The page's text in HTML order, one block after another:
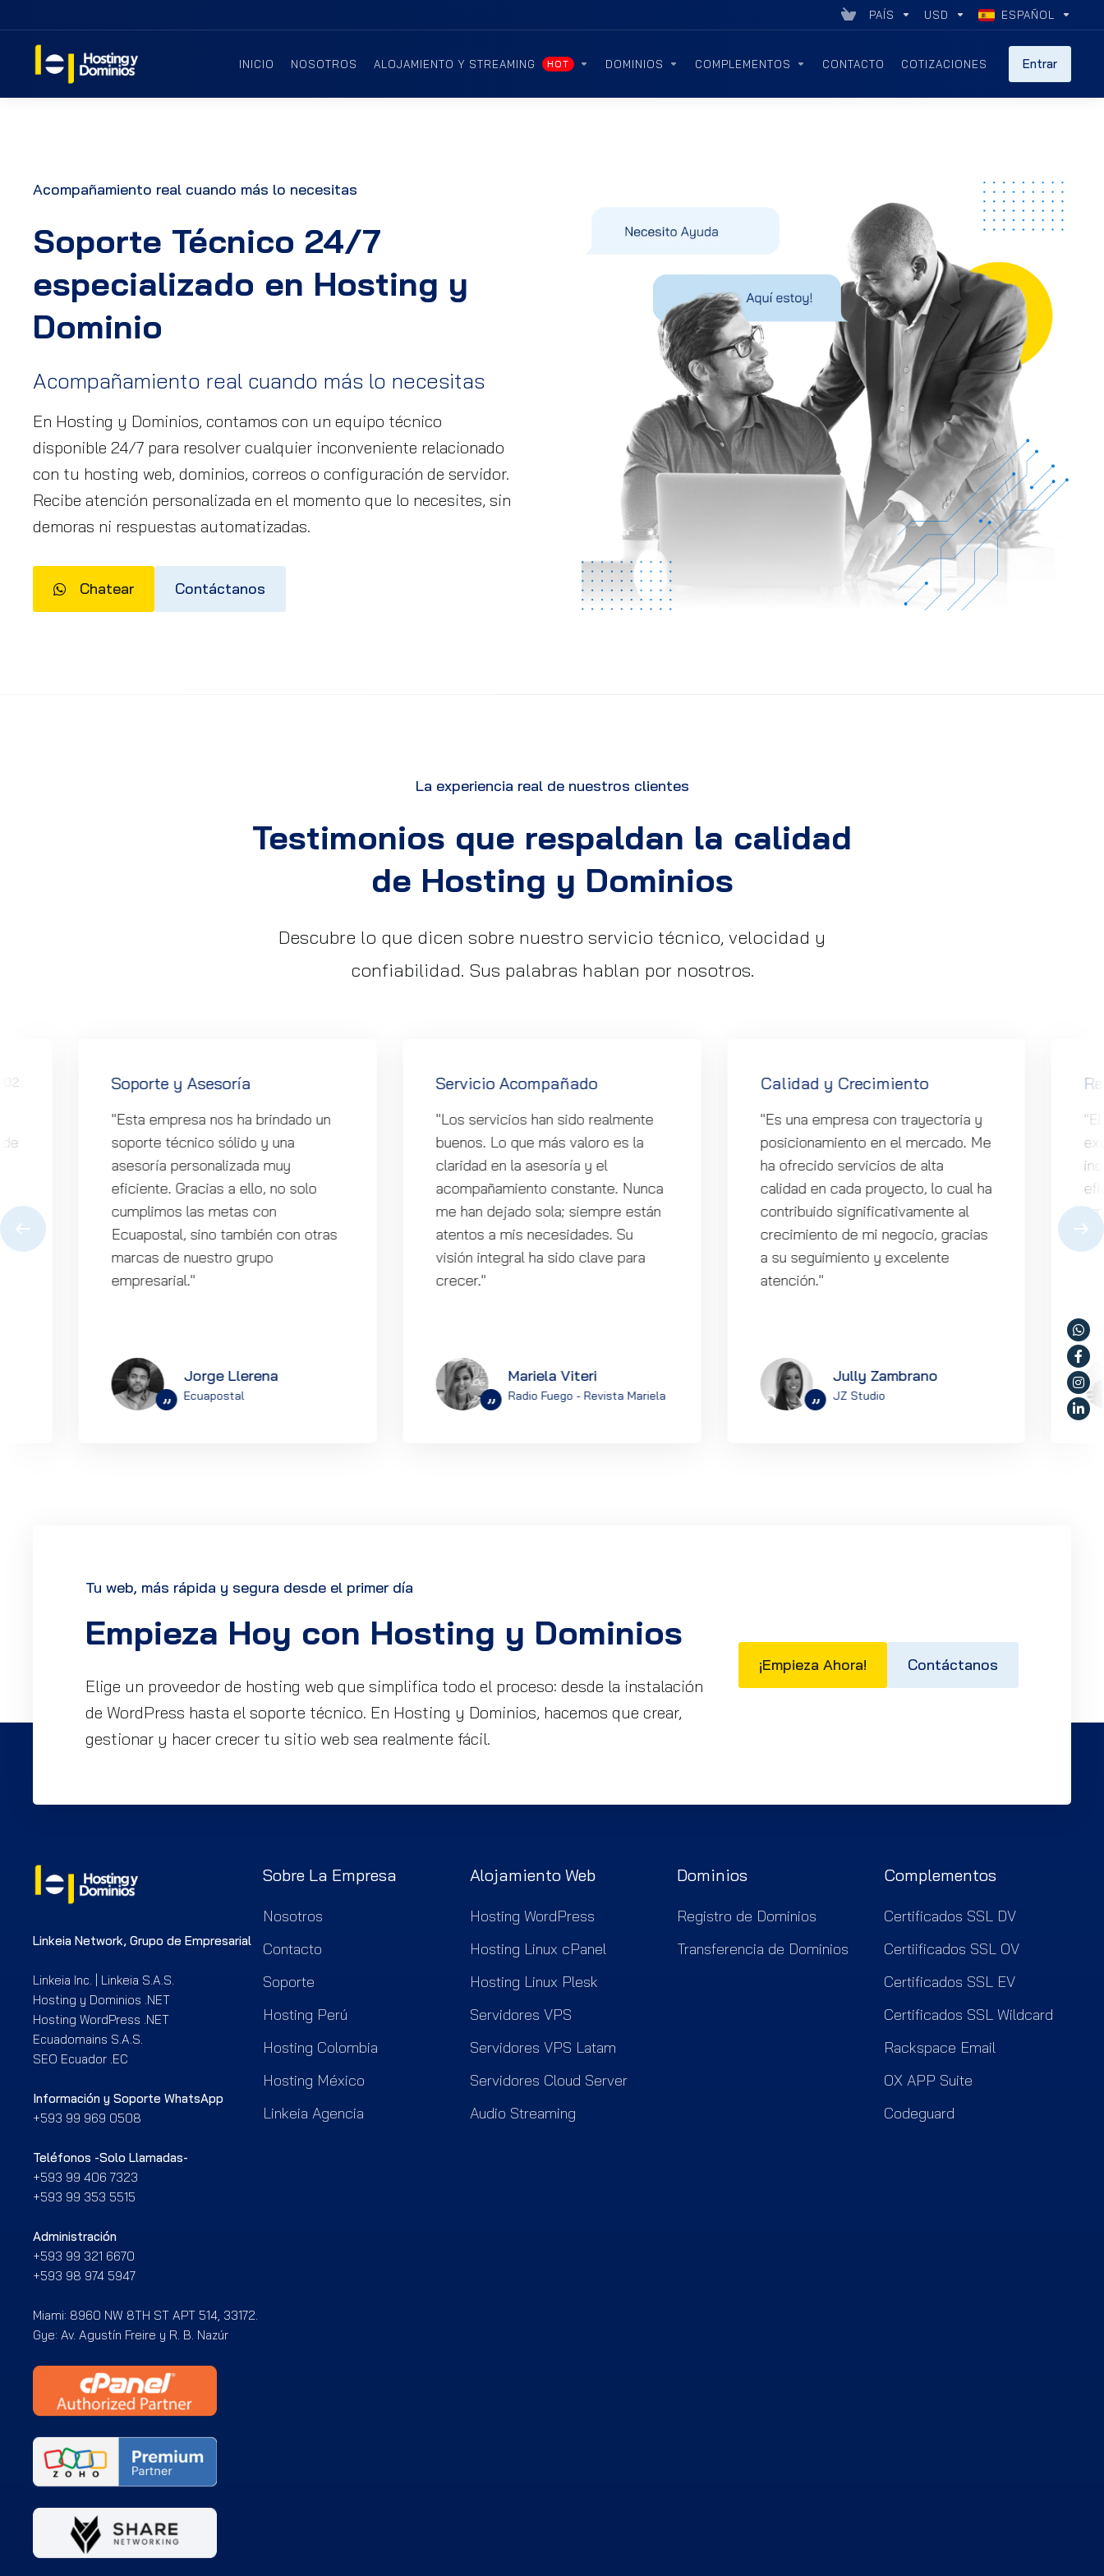
PAÍS USD ESPAÑOL
INICIO NOSOTROS ALOJAMIENTO Y STREAMING HOT DOMINIOS COMPLEMENTOS CONTACTO COTIZACIONES Entrar
Acompañamiento real cuando más lo necesitas
Soporte Técnico 24/7
especializado en Hosting y
Dominio
Acompañamiento real cuando más lo necesitas
En Hosting y Dominios, contamos con un equipo técnico
disponible 24/7 para resolver cualquier inconveniente relacionado
con tu hosting web, dominios, correos o configuración de servidor.
Recibe atención personalizada en el momento que lo necesites, sin
demoras ni respuestas automatizadas.
Chatear Contáctanos
La experiencia real de nuestros clientes
Testimonios que respaldan la calidad
de Hosting y Dominios
Descubre lo que dicen sobre nuestro servicio técnico, velocidad y
confiabilidad. Sus palabras hablan por nosotros.
02 Soporte y Asesoría
"Esta empresa nos ha brindado un
soporte técnico sólido y una
asesoría personalizada muy
eficiente. Gracias a ello, no solo
cumplimos las metas con
Ecuapostal, sino también con otras
marcas de nuestro grupo
empresarial."
”
Jorge Llerena
Ecuapostal
Servicio Acompañado
"Los servicios han sido realmente
buenos. Lo que más valoro es la
claridad en la asesoría y el
acompañamiento constante. Nunca
me han dejado sola; siempre están
atentos a mis necesidades. Su
visión integral ha sido clave para
crecer."
”
Mariela Viteri
Radio Fuego - Revista Mariela
Calidad y Crecimiento
"Es una empresa con trayectoria y
posicionamiento en el mercado. Me
ha ofrecido servicios de alta
calidad en cada proyecto, lo cual ha
contribuido significativamente al
crecimiento de mi negocio, gracias
a su seguimiento y excelente
atención."
”
Jully Zambrano
JZ Studio
Tu web, más rápida y segura desde el primer día
Empieza Hoy con Hosting y Dominios
Elige un proveedor de hosting web que simplifica todo el proceso: desde la instalación
de WordPress hasta el soporte técnico. En Hosting y Dominios, hacemos que crear,
gestionar y hacer crecer tu sitio web sea realmente fácil.
¡Empieza Ahora! Contáctanos
Linkeia Network, Grupo de Empresarial
Linkeia Inc. | Linkeia S.A.S.
Hosting y Dominios .NET
Hosting WordPress .NET
Ecuadomains S.A.S.
SEO Ecuador .EC
Información y Soporte WhatsApp
+593 99 969 0508
Teléfonos -Solo Llamadas-
+593 99 406 7323
+593 99 353 5515
Administración
+593 99 321 6670
+593 98 974 5947
Miami: 8960 NW 8TH ST APT 514, 33172.
Gye: Av. Agustín Freire y R. B. Nazúr
Sobre La Empresa
Nosotros
Contacto
Soporte
Hosting Perú
Hosting Colombia
Hosting México
Linkeia Agencia
Alojamiento Web
Hosting WordPress
Hosting Linux cPanel
Hosting Linux Plesk
Servidores VPS
Servidores VPS Latam
Servidores Cloud Server
Audio Streaming
Dominios
Registro de Dominios
Transferencia de Dominios
Complementos
Certificados SSL DV
Certiificados SSL OV
Certificados SSL EV
Certificados SSL Wildcard
Rackspace Email
OX APP Suite
Codeguard